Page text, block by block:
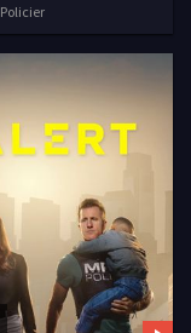
Policier